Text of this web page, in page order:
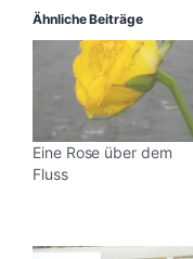
Ähnliche Beiträge
Eine Rose über dem
Fluss